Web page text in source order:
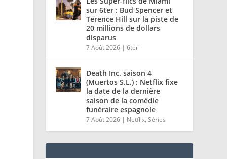
sur 6ter : Bud Spencer et
Terence Hill sur la piste de
20 millions de dollars
disparus
7 Août 2026 |6ter
Death Inc. saison 4
(Muertos S.L.) : Netflix fixe
la date de la dernière
saison de la comédie
funéraire espagnole
7 Août 2026 | Netflix,Séries